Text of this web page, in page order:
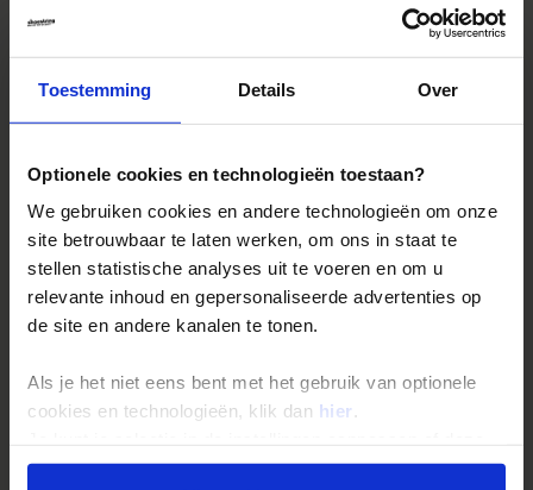
Toestemming Details Over
Optionele cookies en technologieën toestaan?
We gebruiken cookies en andere technologieën om onze
site betrouwbaar te laten werken, om ons in staat te
stellen statistische analyses uit te voeren en om u
relevante inhoud en gepersonaliseerde advertenties op
de site en andere kanalen te tonen.
Als je het niet eens bent met het gebruik van optionele
cookies en technologieën, klik dan hier .
onder aan de pagina op elk gewenst moment voor de
Reizen met Shoestring
De belangrijkste info op een rij
Bestemmingen
Duurzaam reizen
Veelgestelde vragen